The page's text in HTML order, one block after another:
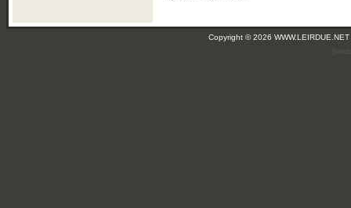
Copyright © 2026